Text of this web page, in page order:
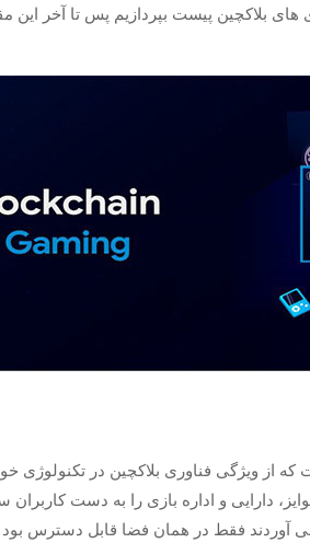
های بلاکچین پیست بپردازیم پس تا آخر این
از ویژگی فناوری بلاکچین در تکنولوژی
دارایی و اداره بازی را به دست
آوردند فقط در همان فضا قابل دسترس بود